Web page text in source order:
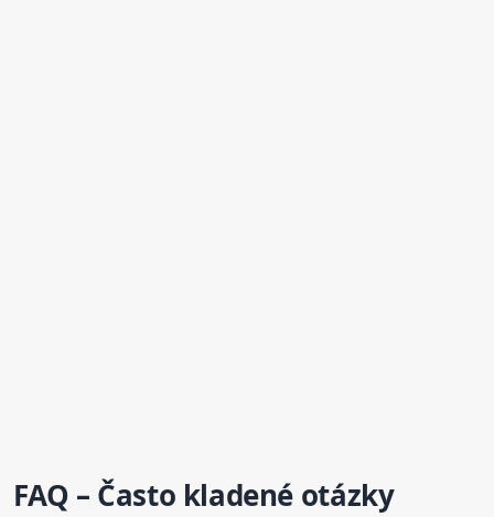
FAQ – Často kladené otázky